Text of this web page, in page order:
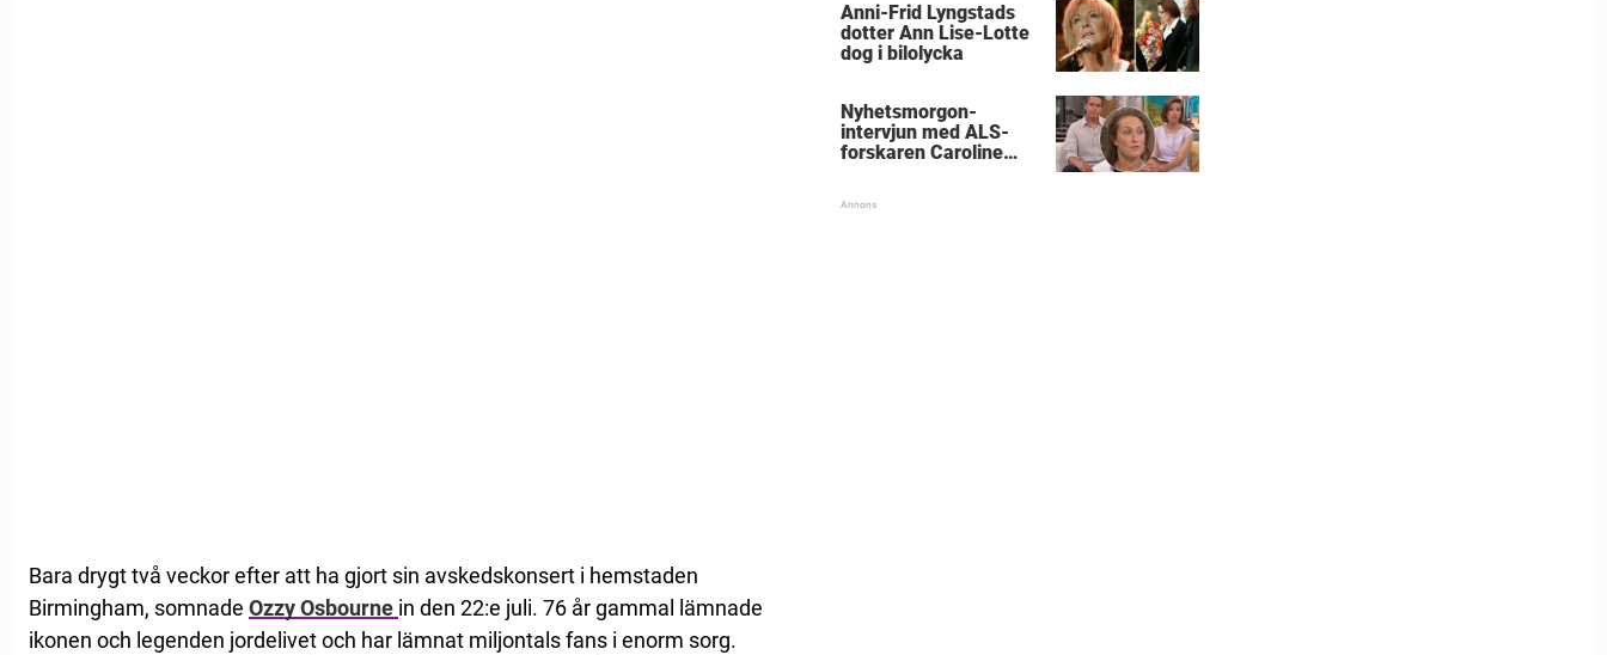
Bara drygt två veckor efter att ha gjort sin avskedskonsert i hemstaden
Birmingham, somnade Ozzy Osbourne in den 22:e juli. 76 år gammal lämnade
ikonen och legenden jordelivet och har lämnat miljontals fans i enorm sorg.
Anni-Frid Lyngstads
dotter Ann Lise-Lotte
dog i bilolycka
Nyhetsmorgon-
intervjun med ALS-
forskaren Caroline